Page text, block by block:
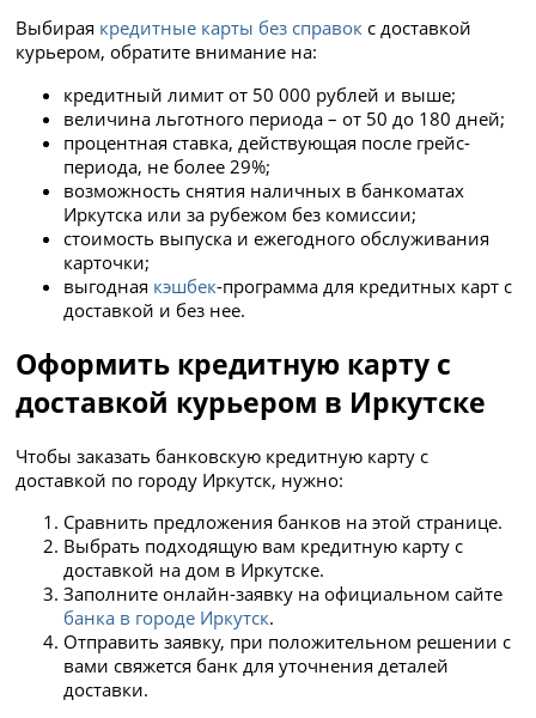
Выбирая кредитные карты без справок с доставкой
курьером, обратите внимание на:
кредитный лимит от 50 000 рублей и выше;
величина льготного периода – от 50 до 180 дней;
процентная ставка, действующая после грейс-
периода, не более 29%;
возможность снятия наличных в банкоматах
Иркутска или за рубежом без комиссии;
стоимость выпуска и ежегодного обслуживания
карточки;
выгодная кэшбек-программа для кредитных карт с
доставкой и без нее.
Оформить кредитную карту с
доставкой курьером в Иркутске
Чтобы заказать банковскую кредитную карту с
доставкой по городу Иркутск, нужно:
Сравнить предложения банков на этой странице.
Выбрать подходящую вам кредитную карту с
доставкой на дом в Иркутске.
Заполните онлайн-заявку на официальном сайте
банка в городе Иркутск.
Отправить заявку, при положительном решении с
вами свяжется банк для уточнения деталей
доставки.